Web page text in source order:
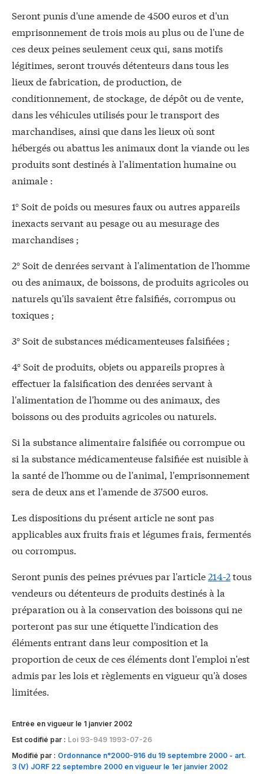
Seront punis d'une amende de 4500 euros et d'un
emprisonnement de trois mois au plus ou de l'une de
ces deux peines seulement ceux qui, sans motifs
légitimes, seront trouvés détenteurs dans tous les
lieux de fabrication, de production, de
conditionnement, de stockage, de dépôt ou de vente,
dans les véhicules utilisés pour le transport des
marchandises, ainsi que dans les lieux où sont
hébergés ou abattus les animaux dont la viande ou les
produits sont destinés à l'alimentation humaine ou
animale :
1° Soit de poids ou mesures faux ou autres appareils
inexacts servant au pesage ou au mesurage des
marchandises ;
2° Soit de denrées servant à l'alimentation de l'homme
ou des animaux, de boissons, de produits agricoles ou
naturels qu'ils savaient être falsifiés, corrompus ou
toxiques ;
3° Soit de substances médicamenteuses falsifiées ;
4° Soit de produits, objets ou appareils propres à
effectuer la falsification des denrées servant à
l'alimentation de l'homme ou des animaux, des
boissons ou des produits agricoles ou naturels.
Si la substance alimentaire falsifiée ou corrompue ou
si la substance médicamenteuse falsifiée est nuisible à
la santé de l'homme ou de l'animal, l'emprisonnement
sera de deux ans et l'amende de 37500 euros.
Les dispositions du présent article ne sont pas
applicables aux fruits frais et légumes frais, fermentés
ou corrompus.
Seront punis des peines prévues par l'article214-2tous
vendeurs ou détenteurs de produits destinés à la
préparation ou à la conservation des boissons qui ne
porteront pas sur une étiquette l'indication des
éléments entrant dans leur composition et la
proportion de ceux de ces éléments dont l'emploi n'est
admis par les lois et règlements en vigueur qu'à doses
limitées.
Entrée en vigueur le 1 janvier 2002
Est codifié par : Loi 93-949 1993-07-26
Modifié par : Ordonnance n°2000-916 du 19 septembre 2000 - art.
3 (V) JORF 22 septembre 2000 en vigueur le 1er janvier 2002